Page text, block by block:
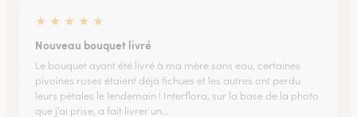
★ ★ ★ ★ ★
Nouveau bouquet livré
Le bouquet ayant été livré à ma mère sans eau, certaines
pivoines roses étaient déjà fichues et les autres ont perdu
leurs pétales le lendemain ! Interflora, sur la base de la photo
que j’ai prise, a fait livrer un…